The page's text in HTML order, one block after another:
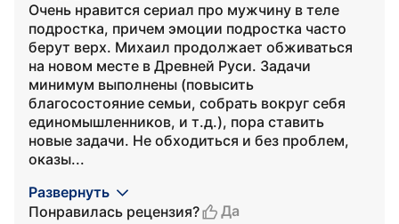
Очень нравится сериал про мужчину в теле
подростка, причем эмоции подростка часто
берут верх. Михаил продолжает обживаться
на новом месте в Древней Руси. Задачи
минимум выполнены (повысить
благосостояние семьи, собрать вокруг себя
единомышленников, и т.д.), пора ставить
новые задачи. Не обходиться и без проблем,
оказы...
Развернуть
Понравилась рецензия?
Да